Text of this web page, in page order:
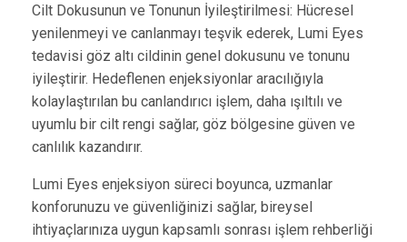
Cilt Dokusunun ve Tonunun İyileştirilmesi: Hücresel
yenilenmeyi ve canlanmayı teşvik ederek, Lumi Eyes
tedavisi göz altı cildinin genel dokusunu ve tonunu
iyileştirir. Hedeflenen enjeksiyonlar aracılığıyla
kolaylaştırılan bu canlandırıcı işlem, daha ışıltılı ve
uyumlu bir cilt rengi sağlar, göz bölgesine güven ve
canlılık kazandırır.
Lumi Eyes enjeksiyon süreci boyunca, uzmanlar
konforunuzu ve güvenliğinizi sağlar, bireysel
ihtiyaçlarınıza uygun kapsamlı sonrası işlem rehberliği